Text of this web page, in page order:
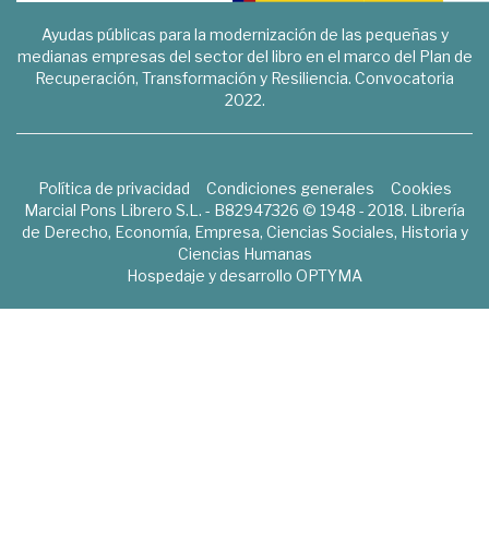
Ayudas públicas para la modernización de las pequeñas y
medianas empresas del sector del libro en el marco del Plan de
Recuperación, Transformación y Resiliencia. Convocatoria
2022.
Política de privacidad Condiciones generales
Cookies
Marcial Pons Librero S.L. - B82947326 © 1948 - 2018. Librería
de Derecho, Economía, Empresa, Ciencias Sociales, Historia y
Ciencias Humanas
Hospedaje y desarrollo OPTYMA